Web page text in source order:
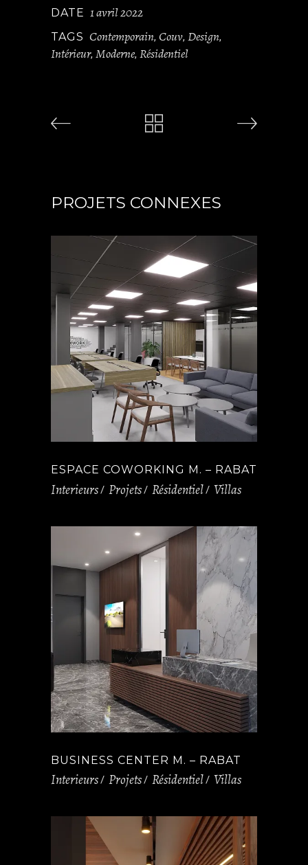
DATE 1 avril 2022
TAGS Contemporain, Couv, Design,
Intérieur, Moderne, Résidentiel
PROJETS CONNEXES
ESPACE COWORKING M. – RABAT
Interieurs Projets Résidentiel Villas
BUSINESS CENTER M. – RABAT
Interieurs Projets Résidentiel Villas